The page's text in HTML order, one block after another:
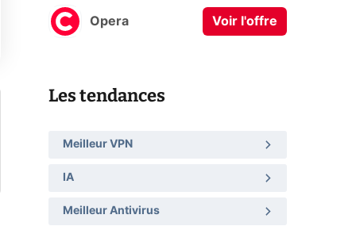
Opera Voir l'offre
Les tendances
Meilleur VPN
IA
Meilleur Antivirus